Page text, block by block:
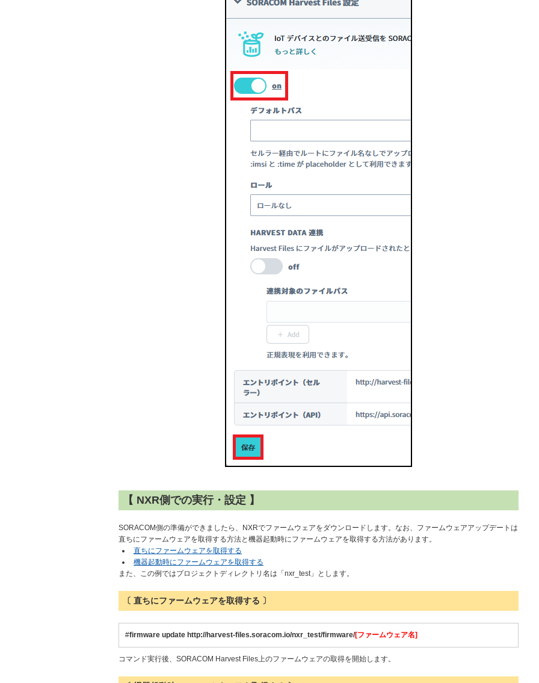
【 NXR側での実行・設定 】
SORACOM側の準備ができましたら、NXRでファームウェアをダウンロードします。なお、ファームウェアアップデートは
直ちにファームウェアを取得する方法と機器起動時にファームウェアを取得する方法があります。
直ちにファームウェアを取得する
機器起動時にファームウェアを取得する
また、この例ではプロジェクトディレクトリ名は「nxr_test」とします。
〔 直ちにファームウェアを取得する 〕
#firmware update http://harvest-files.soracom.io/nxr_test/firmware/[ファームウェア名]
コマンド実行後、SORACOM Harvest Files上のファームウェアの取得を開始します。